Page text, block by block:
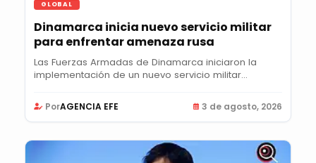
GLOBAL
Dinamarca inicia nuevo servicio militar
para enfrentar amenaza rusa
Las Fuerzas Armadas de Dinamarca iniciaron la
implementación de un nuevo servicio militar...
PorAGENCIA EFE 3 de agosto, 2026